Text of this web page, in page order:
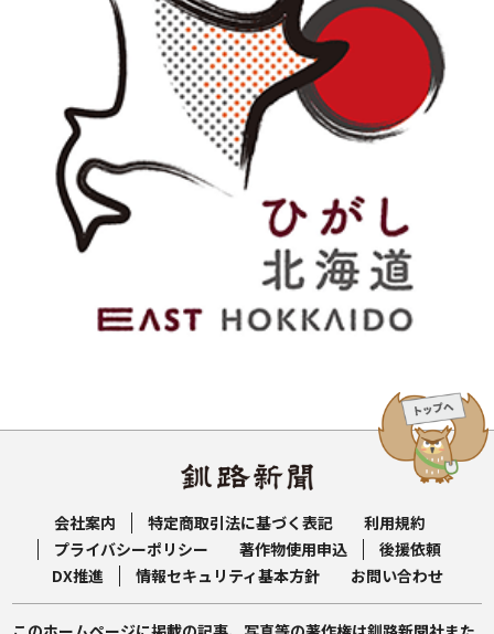
会社案内 特定商取引法に基づく表記
利用規約
プライバシーポリシー
著作物使用申込
後援依頼
DX推進
情報セキュリティ基本方針 お問い合わせ